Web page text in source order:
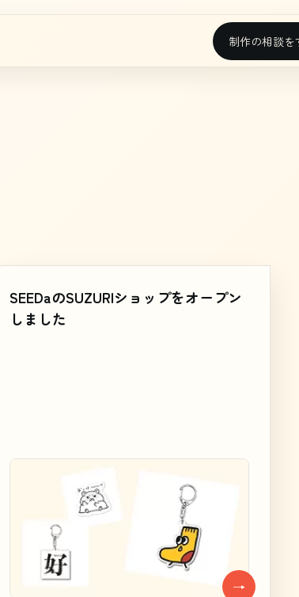
制作の相談を
SEEDaのSUZURIショップをオープン
しました
→